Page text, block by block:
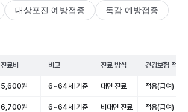
대상포진 예방접종 독감 예방접종
진료비 비고 진료 방식 건강보험 적용
5,600원 6~64세 기준 대면 진료 적용(급여)
6,700원 6~64세 기준 비대면 진료 적용(급여)